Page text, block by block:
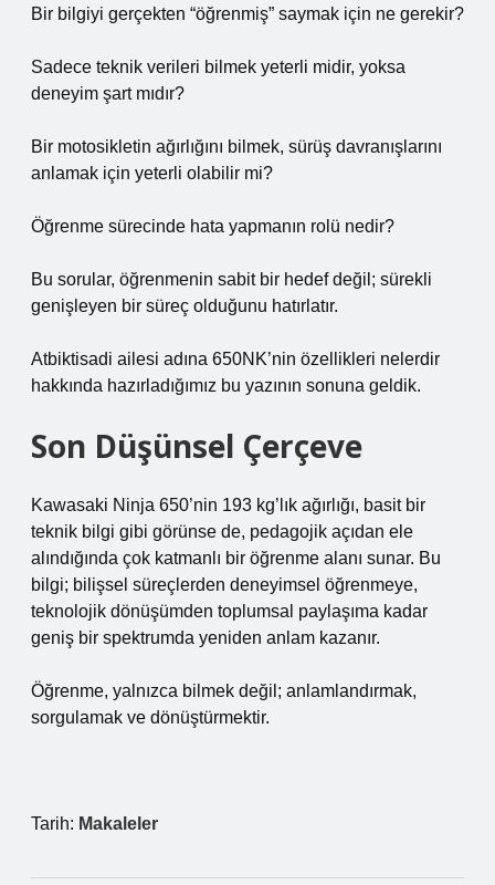
Bir bilgiyi gerçekten “öğrenmiş” saymak için ne gerekir?
Sadece teknik verileri bilmek yeterli midir, yoksa
deneyim şart mıdır?
Bir motosikletin ağırlığını bilmek, sürüş davranışlarını
anlamak için yeterli olabilir mi?
Öğrenme sürecinde hata yapmanın rolü nedir?
Bu sorular, öğrenmenin sabit bir hedef değil; sürekli
genişleyen bir süreç olduğunu hatırlatır.
Atbiktisadi ailesi adına 650NK’nin özellikleri nelerdir
hakkında hazırladığımız bu yazının sonuna geldik.
Son Düşünsel Çerçeve
Kawasaki Ninja 650’nin 193 kg’lık ağırlığı, basit bir
teknik bilgi gibi görünse de, pedagojik açıdan ele
alındığında çok katmanlı bir öğrenme alanı sunar. Bu
bilgi; bilişsel süreçlerden deneyimsel öğrenmeye,
teknolojik dönüşümden toplumsal paylaşıma kadar
geniş bir spektrumda yeniden anlam kazanır.
Öğrenme, yalnızca bilmek değil; anlamlandırmak,
sorgulamak ve dönüştürmektir.
Tarih: Makaleler